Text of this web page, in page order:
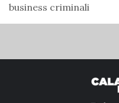
business criminali